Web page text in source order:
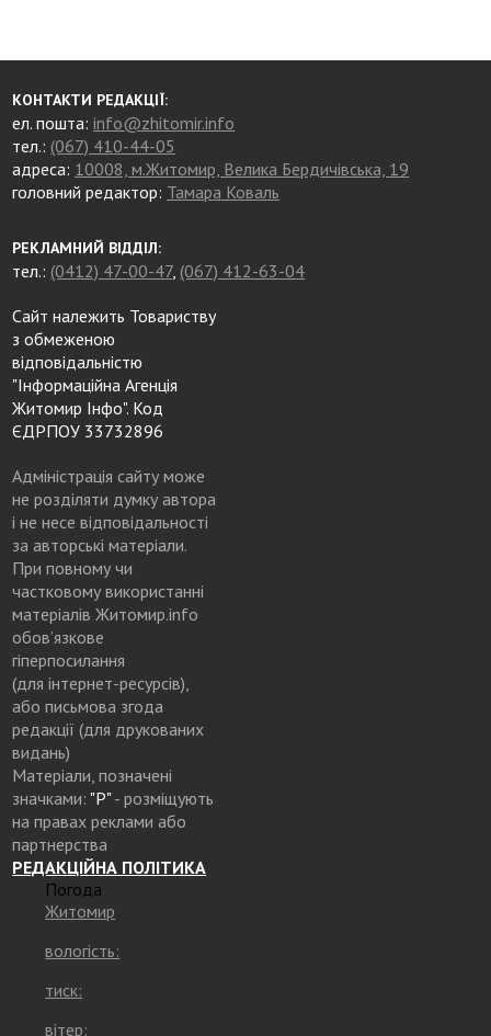
КОНТАКТИ РЕДАКЦІЇ:
ел. пошта:info@zhitomir.info
тел.: (067) 410-44-05
адреса: 10008, м.Житомир, Велика Бердичівська, 19
головний редактор: Тамара Коваль
РЕКЛАМНИЙ ВІДДІЛ:
тел.: (0412) 47-00-47, (067) 412-63-04
Сайт належить Товариству
з обмеженою
відповідальністю
"Інформаційна Агенція
Житомир Інфо". Код
ЄДРПОУ 33732896
Адміністрація сайту може
не розділяти думку автора
і не несе відповідальності
за авторські матеріали.
При повному чи
частковому використанні
матеріалів Житомир.info
обов’язкове
гіперпосилання
(для інтернет-ресурсів),
або письмова згода
редакції (для друкованих
видань)
Матеріали, позначені
значками: "Р"- розміщують
на правах реклами або
партнерства
РЕДАКЦІЙНА ПОЛІТИКА
Погода
Житомир
вологість:
тиск:
вітер: